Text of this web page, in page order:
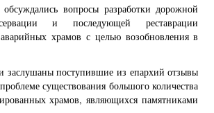
вопросы разработки дорожной
и последующей реставрации
храмов с целью возобновления в
заслушаны поступившие из епархий отзывы
существования большого количества
храмов, являющихся памятниками